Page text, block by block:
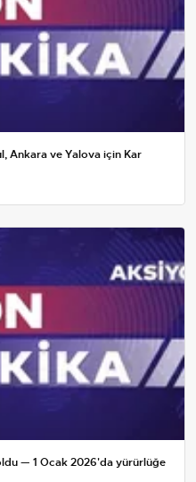
Ankara ve Yalova için Kar
— 1 Ocak 2026'da yürürlüğe